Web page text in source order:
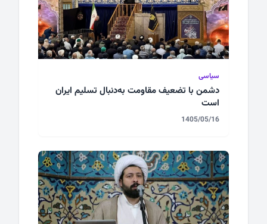
سیاسی
دشمن با تضعیف مقاومت به‌دنبال تسلیم ایران
است
1405/05/16